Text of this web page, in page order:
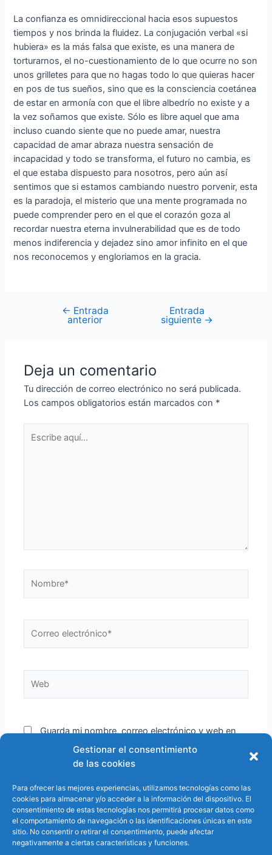
Gestionar el consentimiento
de las cookies
Para ofrecer las mejores experiencias, utilizamos tecnologías como las
cookies para almacenar y/o acceder a la información del dispositivo. El
consentimiento de estas tecnologías nos permitirá procesar datos como
el comportamiento de navegación o las identificaciones únicas en este
sitio. No consentir o retirar el consentimiento, puede afectar
negativamente a ciertas características y funciones.
La confianza es omnidireccional hacia esos supuestos
tiempos y nos brinda la fluidez. La conjugación verbal «si
hubiera» es la más falsa que existe, es una manera de
torturarnos, el no-cuestionamiento de lo que ocurre no son
unos grilletes para que no hagas todo lo que quieras hacer
en pos de tus sueños, sino que es la consciencia coetánea
de estar en armonía con que el libre albedrío no existe y a
la vez soñamos que existe. Sólo es libre aquel que ama
incluso cuando siente que no puede amar, nuestra
capacidad de amar abraza nuestra sensación de
incapacidad y todo se transforma, el futuro no cambia, es
el que estaba dispuesto para nosotros, pero aún así
sentimos que si estamos cambiando nuestro porvenir, esta
es la paradoja, el misterio que una mente programada no
puede comprender pero en el que el corazón goza al
recordar nuestra eterna invulnerabilidad que es de todo
menos indiferencia y dejadez sino amor infinito en el que
nos reconocemos y engloriamos en la gracia.
← Entrada
anterior
Entrada
siguiente →
Deja un comentario
Tu dirección de correo electrónico no será publicada.
Los campos obligatorios están marcados con *
aquí...
electrónico*
Guarda mi nombre, correo electrónico y web en
este navegador para la próxima vez que comente.
Sígueme en redes sociales